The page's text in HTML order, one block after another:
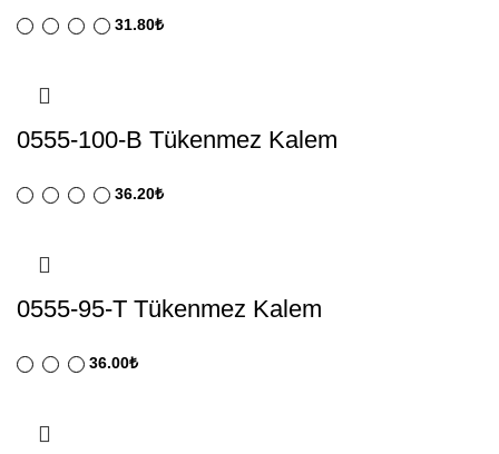
31.80₺
0555-100-B Tükenmez Kalem
36.20₺
0555-95-T Tükenmez Kalem
36.00₺